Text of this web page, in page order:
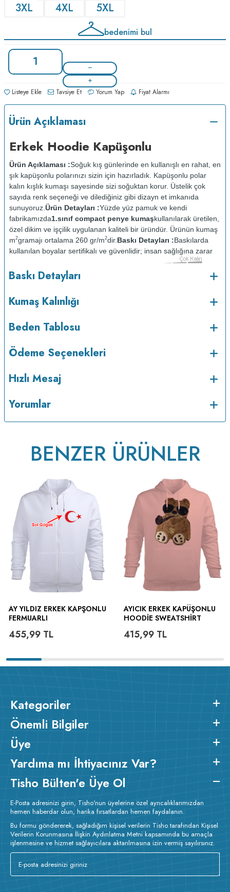
3XL
4XL 5XL
bedenimi bul
Listeye Ekle Tavsiye Et Yorum Yap Fiyat Alarmı
Ürün Açıklaması
Erkek Hoodie Kapüşonlu
Ürün Açıklaması :Soğuk kış günlerinde en kullanışlı en rahat, en
şık kapüşonlu polarınızı sizin için hazırladık. Kapüşonlu polar
kalın kışlık kumaşı sayesinde sizi soğuktan korur. Üstelik çok
sayıda renk seçeneği ve dilediğiniz gibi dizayn et imkanıda
sunuyoruz. Ürün Detayları :Yüzde yüz pamuk ve kendi
fabrikamızda1.sınıf compact penye kumaşkullanılarak üretilen,
özel dikim ve işçilik uygulanan kaliteli bir üründür. Ürünün kumaş
m2gramajı ortalama 260 gr/m2dir. Baskı Detayları :Baskılarda
kullanılan boyalar sertifikalı ve güvenlidir; insan sağlığına zarar
vermez.
Kumaş Kalınlığı :
Bakım : Kısa programda maksimum 30
kurutulmaz.Orta ısıda ve tersten ütülenir.
Baskı Detayları
Kumaş Kalınlığı
Beden Tablosu
Ödeme Seçenekleri
Hızlı Mesaj
Yorumlar
BENZER ÜRÜNLER
AY YILDIZ ERKEK KAPŞONLU
FERMUARLI
455,99 TL
AYICIK ERKEK KAPÜŞONLU
HOODIE SWEATSHIRT
415,99TL
Kategoriler
Önemli Bilgiler
Üye
Yardıma mı İhtiyacınız Var?
Tisho Bülten'e Üye Ol
E-Posta adresinizi girin, Tisho'nun üyelerine özel ayrıcalıklarımızdan
hemen haberdar olun, harika fırsatlardan hemen faydalanın.
Bu formu göndererek, sağladığım kişisel verilerin Tisho tarafından Kişisel
Verilerin Korunmasına İlişkin Aydınlatma Metni kapsamında bu amaçla
işlenmesine ve hizmet sağlayıcılara aktarılmasına izin vermiş sayılırsınız.